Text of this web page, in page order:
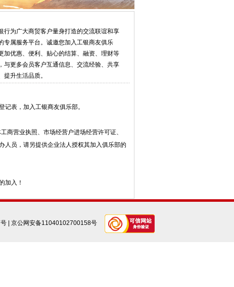
为广大商贸客户量身打造的交流联谊和享
专属服务平台。诚邀您加入工银商友俱乐
加优惠、便利、贴心的结算、融资、理财等
与更多会员客户互通信息、交流经验、共享
升生活品质。
表，加入工银商友俱乐部。
营业执照、市场经营户进场经营许可证、
人员，请另提供企业法人授权其加入俱乐部的
加入！
京公网安备11040102700158号